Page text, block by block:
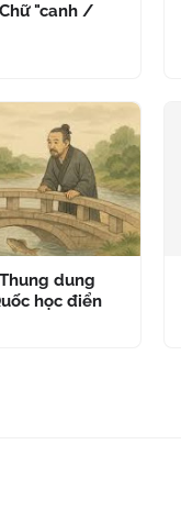
"canh /
dung
học điển